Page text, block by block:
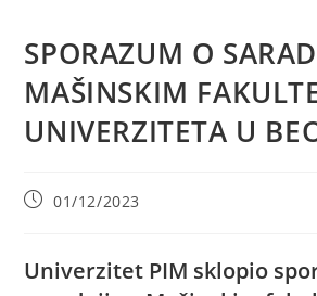
SPORAZUM O
MAŠINSKIM
UNIVERZITETA U
01/12/2023
Univerzitet PIM sklopio